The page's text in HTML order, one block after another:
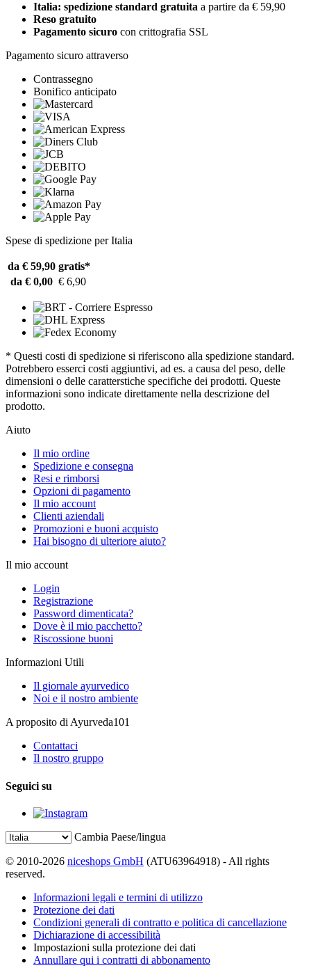
Italia: spedizione standard gratuita a partire da € 59,90
Reso gratuito
Pagamento sicuro con crittografia SSL
Pagamento sicuro attraverso
Contrassegno
Bonifico anticipato
Spese di spedizione per Italia
da € 59,90 gratis*
da € 0,00 € 6,90
* Questi costi di spedizione si riferiscono alla spedizione standard.
Potrebbero esserci costi aggiuntivi, ad es. a causa del peso, delle
dimensioni o delle caratterstiche specifiche dei prodotti. Queste
informazioni sono indicate direttamente nella descrizione del
prodotto.
Aiuto
Il mio ordine
Spedizione e consegna
Resi e rimborsi
Opzioni di pagamento
Il mio account
Clienti aziendali
Promozioni e buoni acquisto
Hai bisogno di ulteriore aiuto?
Il mio account
Login
Registrazione
Password dimenticata?
Dove è il mio pacchetto?
Riscossione buoni
Informazioni Utili
Il giornale ayurvedico
Noi e il nostro ambiente
A proposito di Ayurveda101
Contattaci
Il nostro gruppo
Seguici su
Cambia Paese/lingua
© 2010-2026 niceshops GmbH (ATU63964918) - All rights
reserved.
Informazioni legali e termini di utilizzo
Protezione dei dati
Condizioni generali di contratto e politica di cancellazione
Dichiarazione di accessibilità
Impostazioni sulla protezione dei dati
Annullare qui i contratti di abbonamento